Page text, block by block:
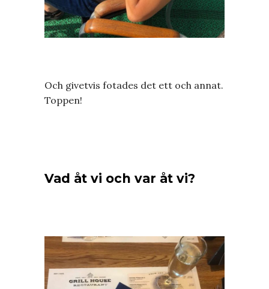
Och givetvis fotades det ett och annat.
Toppen!
Vad åt vi och var åt vi?